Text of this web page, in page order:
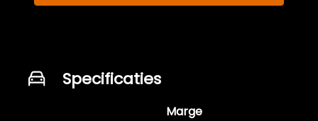
Specificaties
Marge